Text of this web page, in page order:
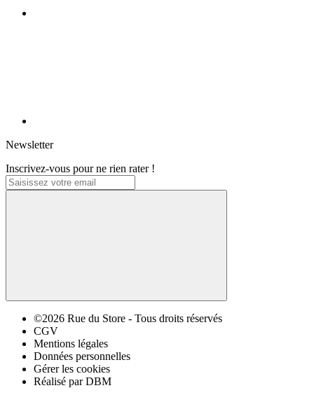
Newsletter
Inscrivez-vous pour ne rien rater !
©2026 Rue du Store - Tous droits réservés
CGV
Mentions légales
Données personnelles
Gérer les cookies
Réalisé par DBM